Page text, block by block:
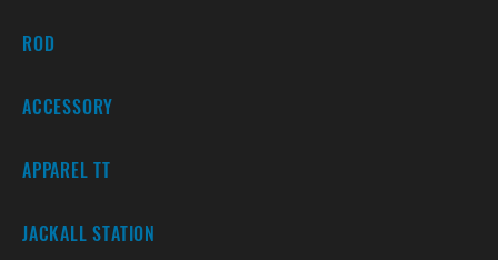
ROD
ACCESSORY
APPAREL TT
JACKALL STATION